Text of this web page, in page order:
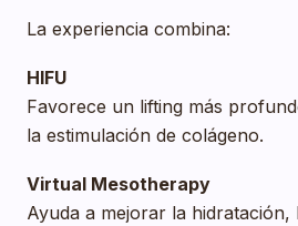
La experiencia combina:
HIFU
Favorece un lifting más
la estimulación de colágeno.
Virtual Mesotherapy
Ayuda a mejorar la hidratación,